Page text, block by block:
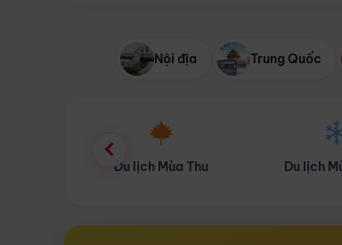
Nội địa Trung Quốc
Du lịch Mùa Đông Combo